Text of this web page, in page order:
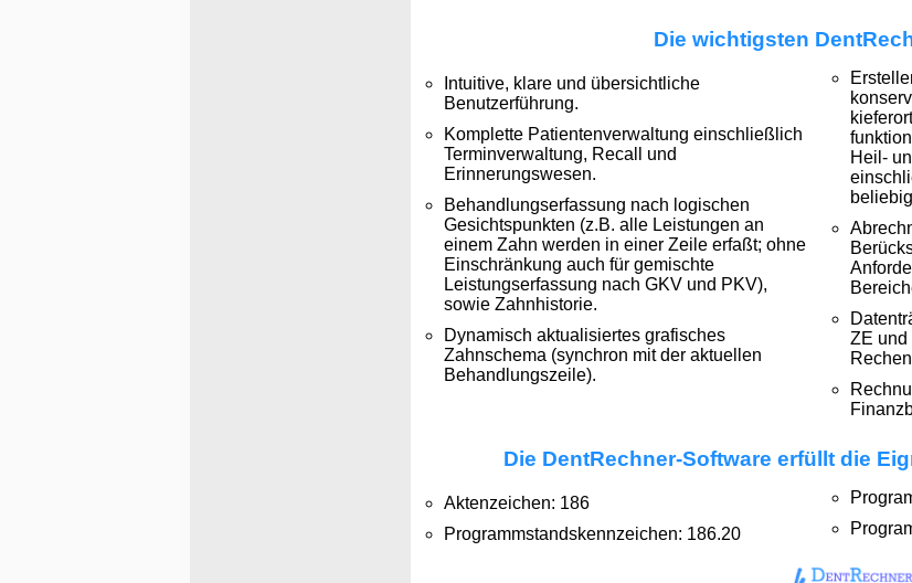
Die wichtigsten
Intuitive, klare und übersichtliche
Benutzerführung.
Komplette Patientenverwaltung einschließlich
Terminverwaltung, Recall und
Erinnerungswesen.
Behandlungserfassung nach logischen
Gesichtspunkten (z.B. alle Leistungen an
einem Zahn werden in einer Zeile erfaßt; ohne
Einschränkung auch für gemischte
Leistungserfassung nach GKV und PKV),
sowie Zahnhistorie.
Dynamisch aktualisiertes grafisches
Zahnschema (synchron mit der aktuellen
Behandlungszeile).
Heil-
ZE und
Die DentRechner-Software erfüllt die
Aktenzeichen: 186
Programmstandskennzeichen: 186.20